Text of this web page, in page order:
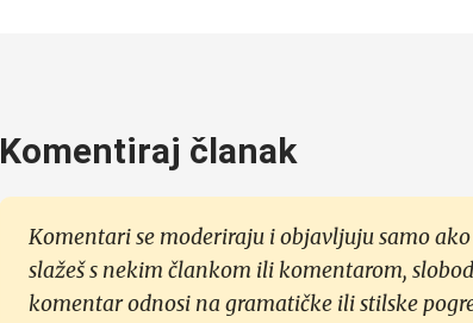
Komentiraj članak
Komentari se moderiraju i objavljuju samo
slažeš s nekim člankom ili komentarom,
komentar odnosi na gramatičke ili stilske